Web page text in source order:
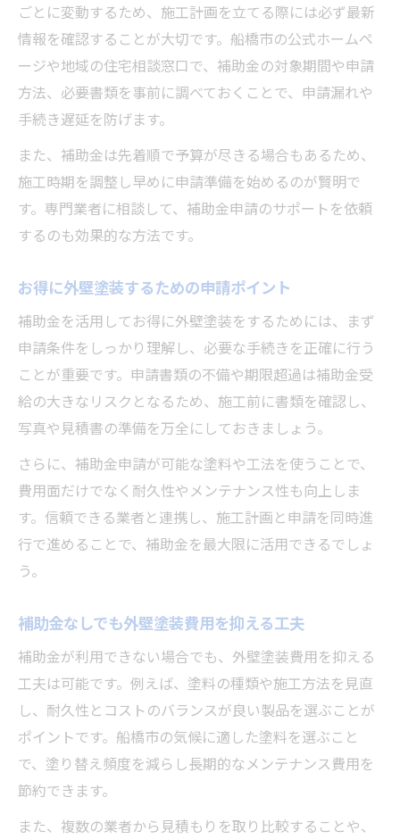
ごとに変動するため、施工計画を立てる際には必ず最新
情報を確認することが大切です。船橋市の公式ホームペ
ージや地域の住宅相談窓口で、補助金の対象期間や申請
方法、必要書類を事前に調べておくことで、申請漏れや
手続き遅延を防げます。
また、補助金は先着順で予算が尽きる場合もあるため、
施工時期を調整し早めに申請準備を始めるのが賢明で
す。専門業者に相談して、補助金申請のサポートを依頼
するのも効果的な方法です。
お得に外壁塗装するための申請ポイント
補助金を活用してお得に外壁塗装をするためには、まず
申請条件をしっかり理解し、必要な手続きを正確に行う
ことが重要です。申請書類の不備や期限超過は補助金受
給の大きなリスクとなるため、施工前に書類を確認し、
写真や見積書の準備を万全にしておきましょう。
さらに、補助金申請が可能な塗料や工法を使うことで、
費用面だけでなく耐久性やメンテナンス性も向上しま
す。信頼できる業者と連携し、施工計画と申請を同時進
行で進めることで、補助金を最大限に活用できるでしょ
う。
補助金なしでも外壁塗装費用を抑える工夫
補助金が利用できない場合でも、外壁塗装費用を抑える
工夫は可能です。例えば、塗料の種類や施工方法を見直
し、耐久性とコストのバランスが良い製品を選ぶことが
ポイントです。船橋市の気候に適した塗料を選ぶこと
で、塗り替え頻度を減らし長期的なメンテナンス費用を
節約できます。
また、複数の業者から見積もりを取り比較することや、